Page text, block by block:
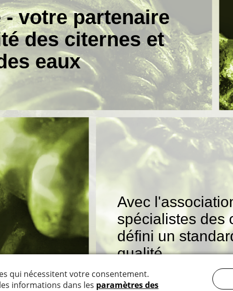
- votre partenaire
des citernes et
eaux
Avec
spécialistes des
défini un
qualité